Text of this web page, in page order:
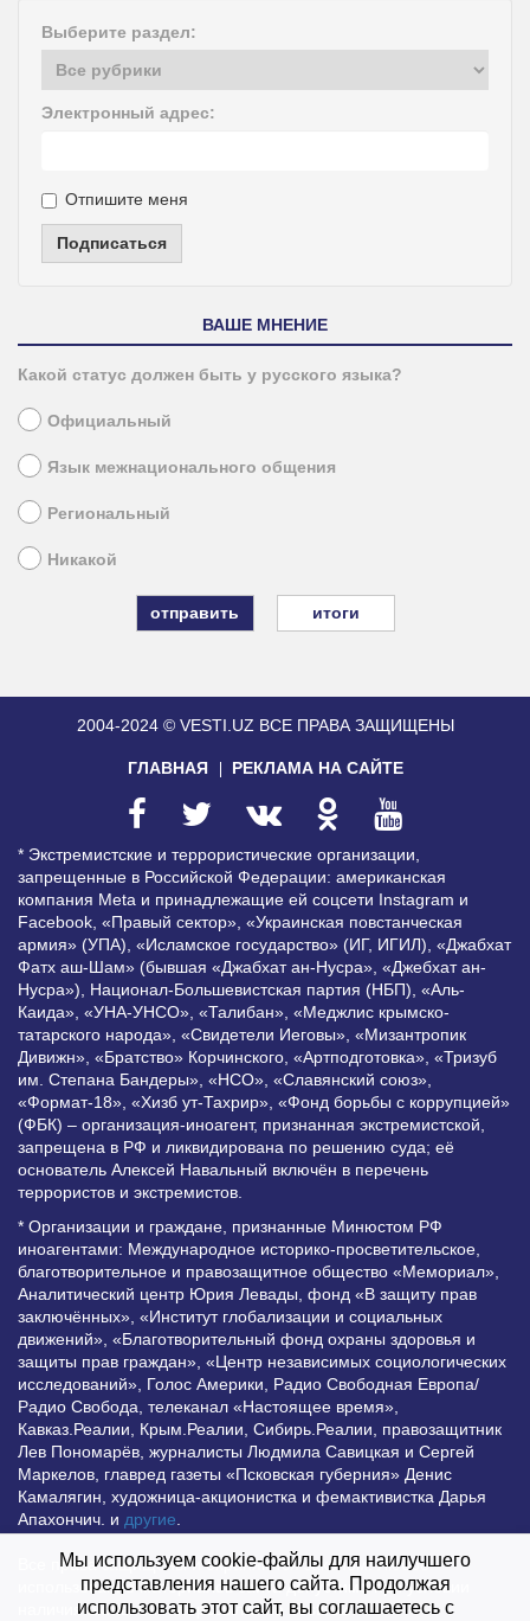
Выберите раздел:
Электронный адрес:
Отпишите меня
Подписаться
ВАШЕ МНЕНИЕ
Какой статус должен быть у русского языка?
Официальный
Язык межнационального общения
Региональный
Никакой
итоги
2004-2024 © VESTI.UZ ВСЕ ПРАВА ЗАЩИЩЕНЫ
ГЛАВНАЯ РЕКЛАМА НА САЙТЕ
* Экстремистские и террористические организации,
запрещенные в Российской Федерации: американская
компания Meta и принадлежащие ей соцсети Instagram и
Facebook, «Правый сектор», «Украинская повстанческая
армия» (УПА), «Исламское государство» (ИГ, ИГИЛ), «Джабхат
Фатх аш-Шам» (бывшая «Джабхат ан-Нусра», «Джебхат ан-
Нусра»), Национал-Большевистская партия (НБП), «Аль-
Каида», «УНА-УНСО», «Талибан», «Меджлис крымско-
татарского народа», «Свидетели Иеговы», «Мизантропик
Дивижн», «Братство» Корчинского, «Артподготовка», «Тризуб
им. Степана Бандеры», «НСО», «Славянский союз»,
«Формат-18», «Хизб ут-Тахрир», «Фонд борьбы с коррупцией»
(ФБК) – организация-иноагент, признанная экстремистской,
запрещена в РФ и ликвидирована по решению суда; её
основатель Алексей Навальный включён в перечень
террористов и экстремистов.
* Организации и граждане, признанные Минюстом РФ
иноагентами: Международное историко-просветительское,
благотворительное и правозащитное общество «Мемориал»,
Аналитический центр Юрия Левады, фонд «В защиту прав
заключённых», «Институт глобализации и социальных
движений», «Благотворительный фонд охраны здоровья и
защиты прав граждан», «Центр независимых социологических
исследований», Голос Америки, Радио Свободная Европа/
Радио Свобода, телеканал «Настоящее время»,
Кавказ.Реалии, Крым.Реалии, Сибирь.Реалии, правозащитник
Лев Пономарёв, журналисты Людмила Савицкая и Сергей
Маркелов, главред газеты «Псковская губерния» Денис
Камалягин, художница-акционистка и фемактивистка Дарья
Апахончич. и другие
Все права защищены и охраняются законом. Любое
использование материалов сайта допустимо при условии
наличия активной гиперссылки на Vesti.UZ.
Мы используем cookie-файлы для наилучшего
представления нашего сайта. Продолжая
использовать этот сайт, вы соглашаетесь с